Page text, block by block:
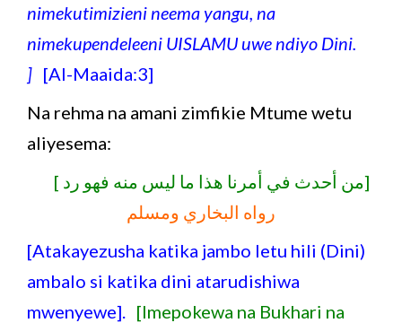
nimekutimizieni neema yangu, na
nimekupendeleeni UISLAMU uwe ndiyo Dini.
] [Al-Maaida:3]
Na rehma na amani zimfikie Mtume wetu
aliyesema:
[من أحدث في أمرنا هذا ما ليس منه فهو رد ]
رواه البخاري ومسلم
[Atakayezusha katika jambo letu hili (Dini)
ambalo si katika dini atarudishiwa
mwenyewe]. [Imepokewa na Bukhari na